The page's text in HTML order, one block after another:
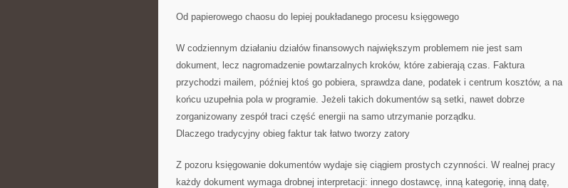
LEPIEJ
PROCES
Od papierowego chaosu do lepiej poukładanego procesu księgowego
W codziennym działaniu działów finansowych największym problemem nie jest sam
dokument, lecz nagromadzenie powtarzalnych kroków, które zabierają czas. Faktura
przychodzi mailem, później ktoś go pobiera, sprawdza dane, podatek i centrum kosztów, a na
końcu uzupełnia pola w programie. Jeżeli takich dokumentów są setki, nawet dobrze
zorganizowany zespół traci część energii na samo utrzymanie porządku.
Dlaczego tradycyjny obieg faktur tak łatwo tworzy zatory
Z pozoru księgowanie dokumentów wydaje się ciągiem prostych czynności. W realnej pracy
każdy dokument wymaga drobnej interpretacji: innego dostawcę, inną kategorię, inną datę,